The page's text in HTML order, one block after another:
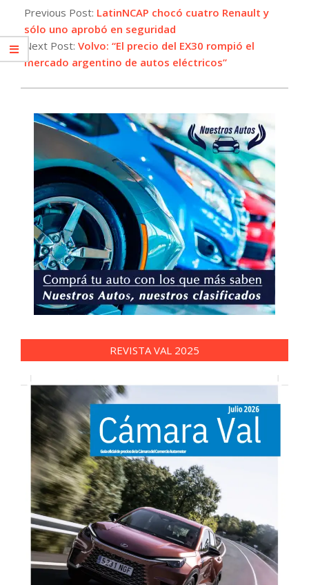
12-
05
Previous Post: LatinNCAP chocó cuatro Renault y
sólo uno aprobó en seguridad
Next Post: Volvo: “El precio del EX30 rompió el
mercado argentino de autos eléctricos”
REVISTA VAL 2025